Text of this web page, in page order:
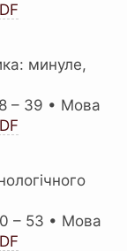
минуле,
– 39 • Мова
– 53 • Мова